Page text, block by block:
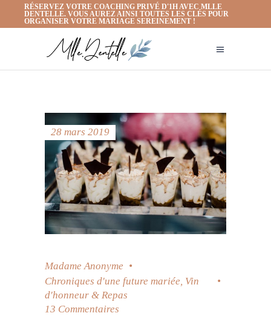
RÉSERVEZ VOTRE COACHING PRIVÉ D'1H AVEC MLLE
DENTELLE. VOUS AUREZ AINSI TOUTES LES CLÉS POUR
ORGANISER VOTRE MARIAGE SEREINEMENT !
28 mars 2019
Madame Anonyme
Chroniques d'une future mariée, Vin
d'honneur & Repas
13 Commentaires